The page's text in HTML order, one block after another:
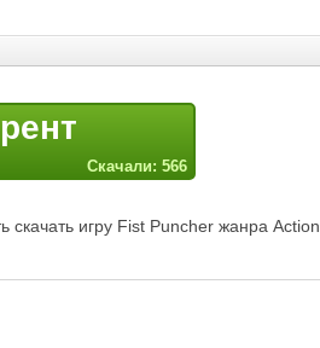
Скачали: 566
скачать игру Fist Puncher жанра Action